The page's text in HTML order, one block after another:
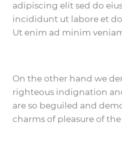
adipiscing elit sed do
incididunt ut labore et
Ut enim ad minim
On the other hand we
righteous indignation
are so beguiled and
charms of pleasure of